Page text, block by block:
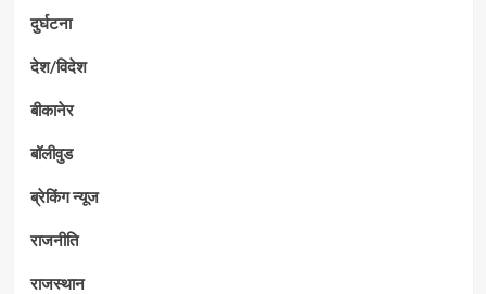
दुर्घटना
देश/विदेश
बीकानेर
बॉलीवुड
ब्रेकिंग न्यूज
राजनीति
राजस्थान